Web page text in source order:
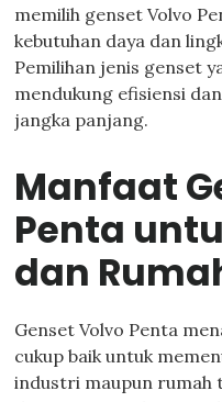
memilih genset Volvo
kebutuhan daya dan
Pemilihan jenis genset
mendukung efisiensi
jangka panjang.
Manfaat
Penta
dan
Genset Volvo Penta
cukup baik untuk
industri maupun rumah